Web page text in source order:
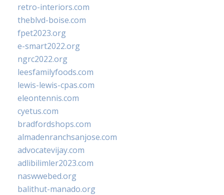
retro-interiors.com
theblvd-boise.com
fpet2023.org
e-smart2022.org
ngrc2022.org
leesfamilyfoods.com
lewis-lewis-cpas.com
eleontennis.com
cyetus.com
bradfordshops.com
almadenranchsanjose.com
advocatevijay.com
adlibilimler2023.com
naswwebed.org
balithut-manado.org